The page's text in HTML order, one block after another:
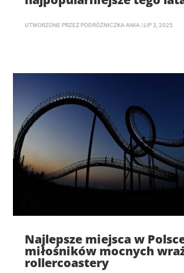
UTWORZONE PRZEZ PODRÓŻNICZKA ANIA | LIP 3, 2025
Najlepsze miejsca w
miłośników mocnych
rollercoastery